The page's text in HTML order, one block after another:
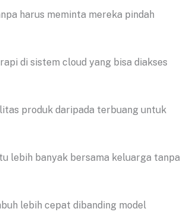
harus meminta mereka pindah
di sistem cloud yang bisa diakses
produk daripada terbuang untuk
lebih banyak bersama keluarga tanpa
lebih cepat dibanding model